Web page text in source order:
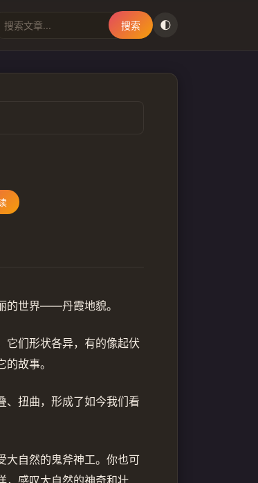
搜索 🌓
的世界——丹霞地貌。
它们形状各异，有的像起伏
故事。
、扭曲，形成了如今我们看
大自然的鬼斧神工。你也可
，感叹大自然的神奇和壮